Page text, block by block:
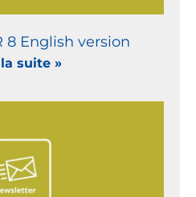
8 English version
suite »